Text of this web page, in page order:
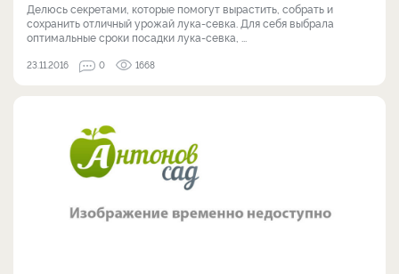
Делюсь секретами, которые помогут вырастить, собрать и
сохранить отличный урожай лука-севка. Для себя выбрала
оптимальные сроки посадки лука-севка, ...
23.11.2016 0 1668